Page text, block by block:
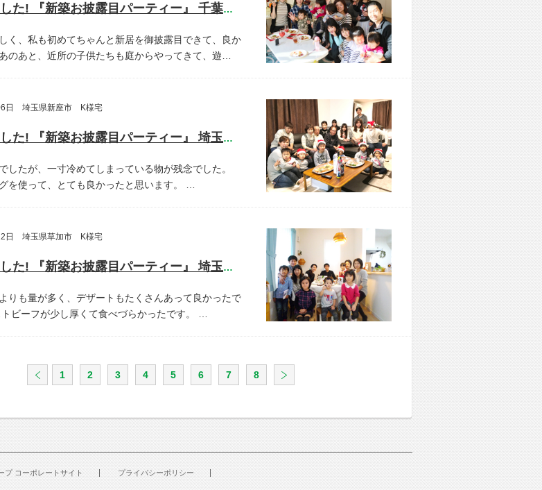
開催しました! 『新築お披露目パーティー』 千葉県柏市 T様宅
く、私も初めてちゃんと新居を御披露目できて、良か
のあと、近所の子供たちも庭からやってきて、遊…
日 埼玉県新座市 K様宅
開催しました! 『新築お披露目パーティー』 埼玉県新座市 K様宅
したが、一寸冷めてしまっている物が残念でした。
を使って、とても良かったと思います。
日 埼玉県草加市 K様宅
開催しました! 『新築お披露目パーティー』 埼玉県草加市 K様宅
りも量が多く、デザートもたくさんあって良かったで
ビーフが少し厚くて食べづらかったです。
1 2 3 4 5 6 7 8
プ コーポレートサイト
プライバシーポリシー